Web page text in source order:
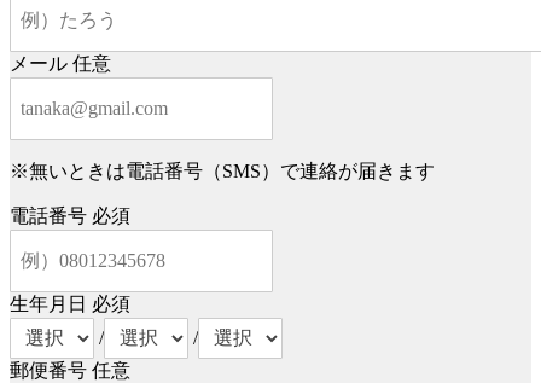
メール 任意
※無いときは電話番号（SMS）で連絡が届きます
電話番号 必須
生年月日 必須
/
/
郵便番号 任意